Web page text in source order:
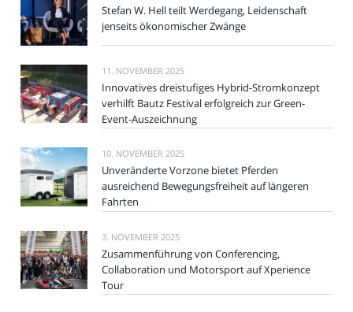
Stefan W. Hell teilt Werdegang, Leidenschaft
jenseits ökonomischer Zwänge
11. NOVEMBER 2025
Innovatives dreistufiges Hybrid-Stromkonzept
verhilft Bautz Festival erfolgreich zur Green-
Event-Auszeichnung
10. NOVEMBER 2025
Unveränderte Vorzone bietet Pferden
ausreichend Bewegungsfreiheit auf längeren
Fahrten
3. NOVEMBER 2025
Zusammenführung von Conferencing,
Collaboration und Motorsport auf Xperience
Tour